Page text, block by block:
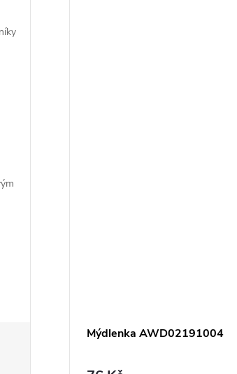
Mýdlenka AWD02191004